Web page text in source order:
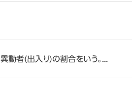
動者(出入り)の割合をいう。...